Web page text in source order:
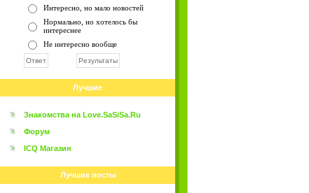
Интересно, но мало новостей
Нормально, но хотелось бы
интереснее
Не интересно вообще
Лучшие
Знакомства на Love.SaSiSa.Ru
Форум
ICQ Магазин
Лучшие посты